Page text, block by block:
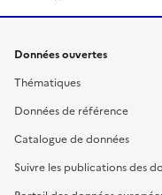
Données ouvertes
Thématiques
Données de référence
Catalogue de données
Suivre les publications des